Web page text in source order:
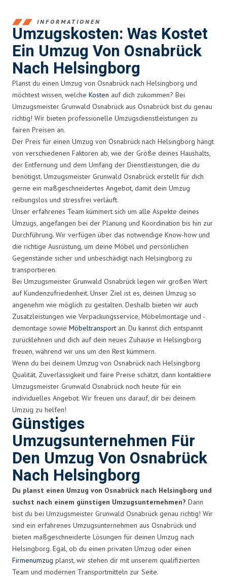
INFORMATIONEN
Umzugskosten: Was Kostet
Ein Umzug Von Osnabrück
Nach Helsingborg
Planst du einen Umzug von Osnabrück nach Helsingborg und
möchtest wissen, welche Kosten auf dich zukommen? Bei
Umzugsmeister Grunwald Osnabrück aus Osnabrück bist du genau
richtig! Wir bieten professionelle Umzugsdienstleistungen zu
fairen Preisen an.
Der Preis für einen Umzug von Osnabrück nach Helsingborg hängt
von verschiedenen Faktoren ab, wie der Größe deines Haushalts,
der Entfernung und dem Umfang der Dienstleistungen, die du
benötigst. Umzugsmeister Grunwald Osnabrück erstellt für dich
gerne ein maßgeschneidertes Angebot, damit dein Umzug
reibungslos und stressfrei verläuft.
Unser erfahrenes Team kümmert sich um alle Aspekte deines
Umzugs, angefangen bei der Planung und Koordination bis hin zur
Durchführung. Wir verfügen über das notwendige Know-how und
die richtige Ausrüstung, um deine Möbel und persönlichen
Gegenstände sicher und unbeschädigt nach Helsingborg zu
transportieren.
Bei Umzugsmeister Grunwald Osnabrück legen wir großen Wert
auf Kundenzufriedenheit. Unser Ziel ist es, deinen Umzug so
angenehm wie möglich zu gestalten. Deshalb bieten wir auch
Zusatzleistungen wie Verpackungsservice, Möbelmontage und -
demontage sowie Möbeltransport an. Du kannst dich entspannt
zurücklehnen und dich auf dein neues Zuhause in Helsingborg
freuen, während wir uns um den Rest kümmern.
Wenn du bei deinem Umzug von Osnabrück nach Helsingborg
Qualität, Zuverlässigkeit und faire Preise schätzt, dann kontaktiere
Umzugsmeister Grunwald Osnabrück noch heute für ein
individuelles Angebot. Wir freuen uns darauf, dir bei deinem
Umzug zu helfen!
Günstiges
Umzugsunternehmen Für
Den Umzug Von Osnabrück
Nach Helsingborg
Du planst einen Umzug von Osnabrück nach Helsingborg und
suchst nach einem günstigen Umzugsunternehmen? Dann
bist du bei Umzugsmeister Grunwald Osnabrück genau richtig! Wir
sind ein erfahrenes Umzugsunternehmen aus Osnabrück und
bieten maßgeschneiderte Lösungen für deinen Umzug nach
Helsingborg. Egal, ob du einen privaten Umzug oder einen
Firmenumzug planst, wir stehen dir mit unserem qualifizierten
Team und modernen Transportmitteln zur Seite.